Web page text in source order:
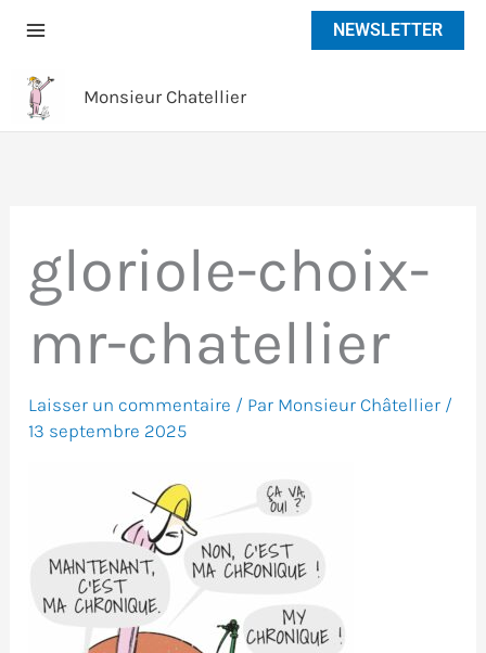
NEWSLETTER
Monsieur Chatellier
gloriole-choix-
mr-chatellier
Laisser un commentaire / Par Monsieur Châtellier /
13 septembre 2025